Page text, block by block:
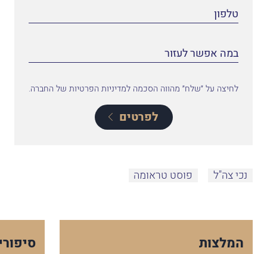
לחיצה על ״שלח״ מהווה הסכמה למדיניות הפרטיות של החברה.
לפרטים
נכי צה"ל פוסט טראומה
המלצות